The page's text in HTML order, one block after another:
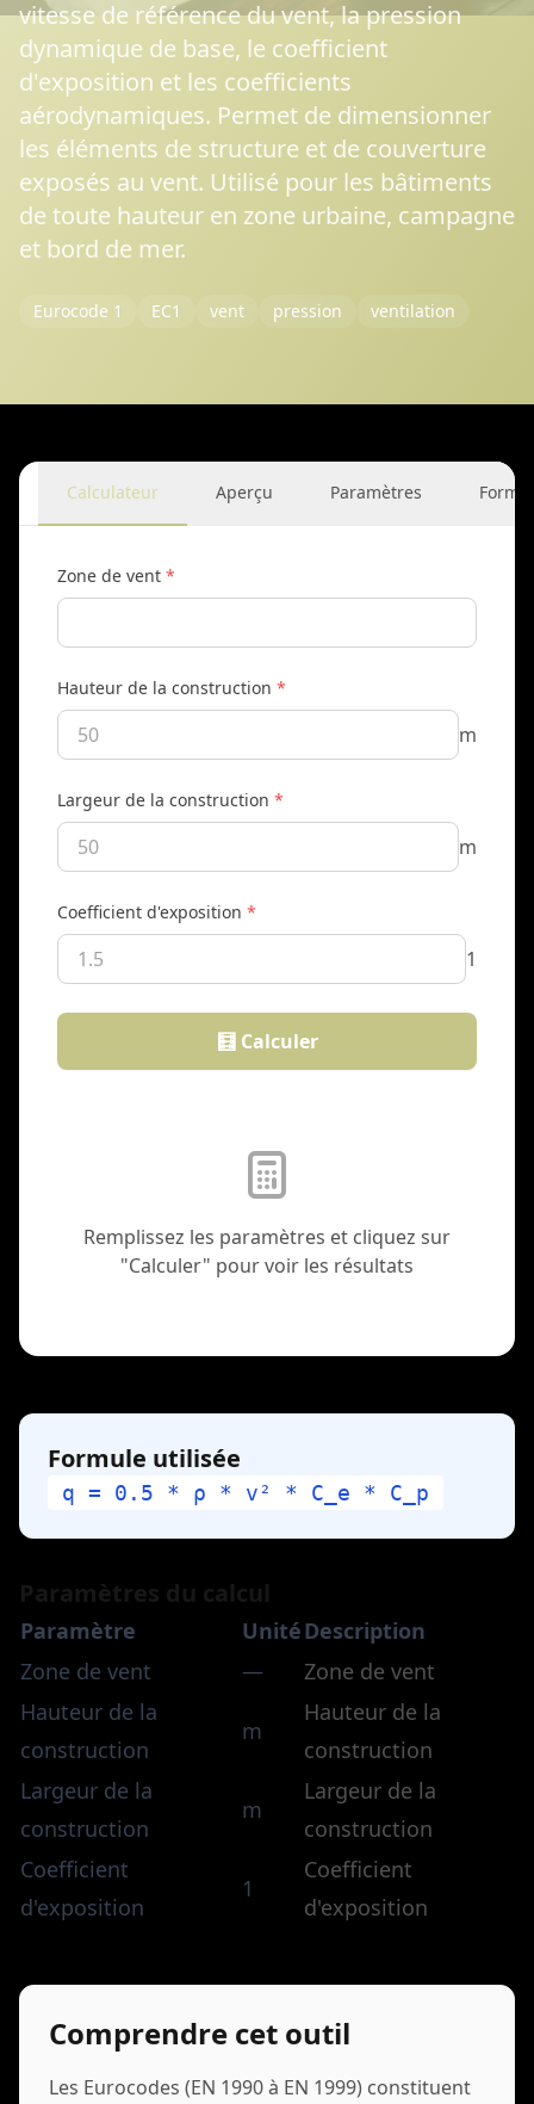
vitesse de référence du vent, la pression
dynamique de base, le coefficient
d'exposition et les coefficients
aérodynamiques. Permet de dimensionner
les éléments de structure et de couverture
exposés au vent. Utilisé pour les bâtiments
de toute hauteur en zone urbaine, campagne
et bord de mer.
Eurocode 1 EC1 vent pression ventilation
Calculateur Aperçu Paramètres
Zone de vent *
Hauteur de la construction *
m
Largeur de la construction *
m
Coefficient d'exposition *
1
🧮 Calculer
Remplissez les paramètres et cliquez sur
"Calculer" pour voir les résultats
Formule utilisée
q = 0.5 * ρ * v² * C_e * C_p
Paramètre UnitéDescription
Zone de vent
—
Zone de vent
Hauteur de la
construction
m
Hauteur de la
construction
Largeur de la
construction
m
Largeur de la
construction
Coefficient
d'exposition
1
Coefficient
d'exposition
Comprendre cet outil
Les Eurocodes (EN 1990 à EN 1999) constituent